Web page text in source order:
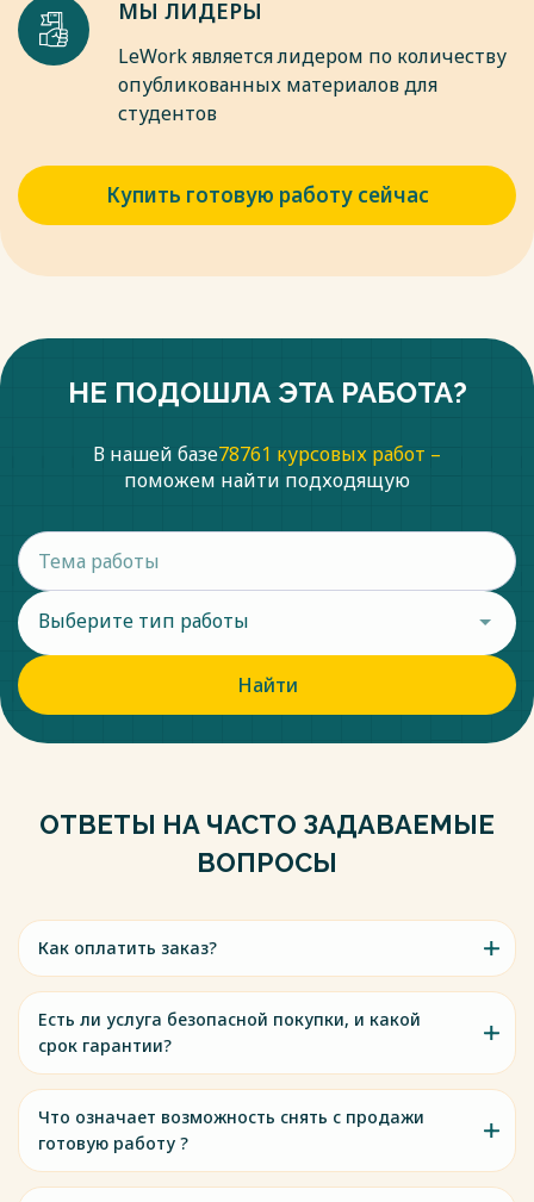
МЫ ЛИДЕРЫ
LeWork является лидером по количеству
опубликованных материалов для
студентов
Купить готовую работу сейчас
НЕ ПОДОШЛА ЭТА РАБОТА?
В нашей базе78761 курсовых работ –
поможем найти подходящую
Выберите тип работы
Найти
ОТВЕТЫ НА ЧАСТО ЗАДАВАЕМЫЕ
ВОПРОСЫ
Как оплатить заказ?
Есть ли услуга безопасной покупки, и какой
срок гарантии?
Что означает возможность снять с продажи
готовую работу ?